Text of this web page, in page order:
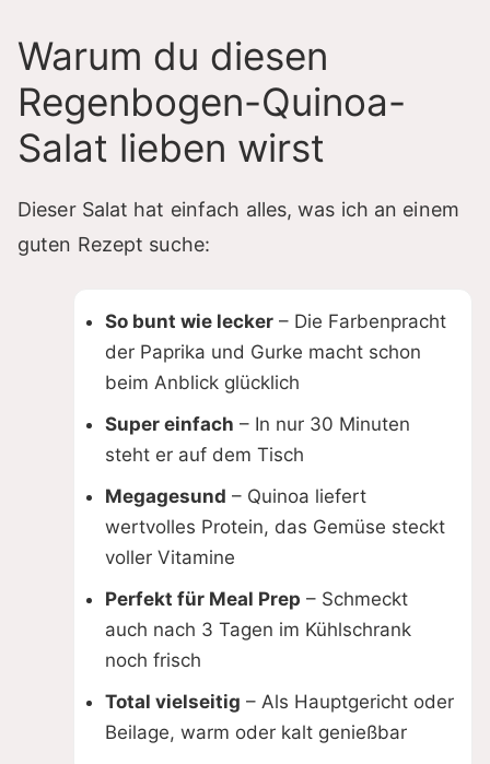
Warum du diesen
Regenbogen-Quinoa-
Salat lieben wirst
Dieser Salat hat einfach alles, was ich an einem
guten Rezept suche:
So bunt wie lecker – Die Farbenpracht
der Paprika und Gurke macht schon
beim Anblick glücklich
Super einfach – In nur 30 Minuten
steht er auf dem Tisch
Megagesund – Quinoa liefert
wertvolles Protein, das Gemüse steckt
voller Vitamine
Perfekt für Meal Prep – Schmeckt
auch nach 3 Tagen im Kühlschrank
noch frisch
Total vielseitig – Als Hauptgericht oder
Beilage, warm oder kalt genießbar